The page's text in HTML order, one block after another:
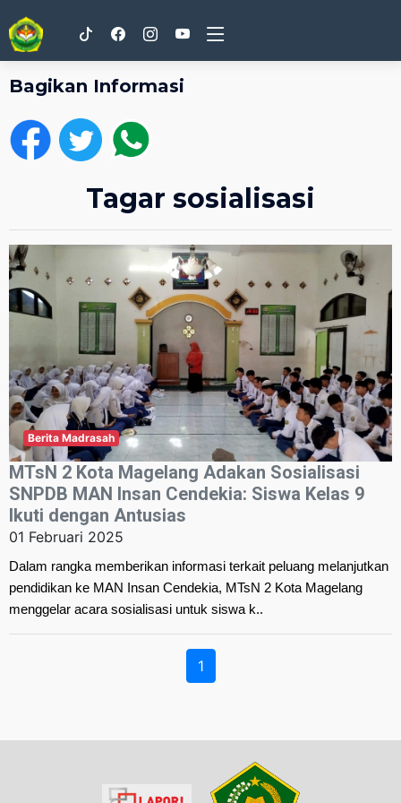
Bagikan Informasi
Tagar sosialisasi
Berita Madrasah
MTsN 2 Kota Magelang Adakan Sosialisasi
SNPDB MAN Insan Cendekia: Siswa Kelas 9
Ikuti dengan Antusias
01 Februari 2025
Dalam rangka memberikan informasi terkait peluang melanjutkan
pendidikan ke MAN Insan Cendekia, MTsN 2 Kota Magelang
menggelar acara sosialisasi untuk siswa k..
1